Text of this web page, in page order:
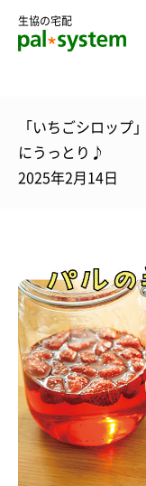
生協の宅配
「いちごシロップ
にうっとり♪
2025年2月14日